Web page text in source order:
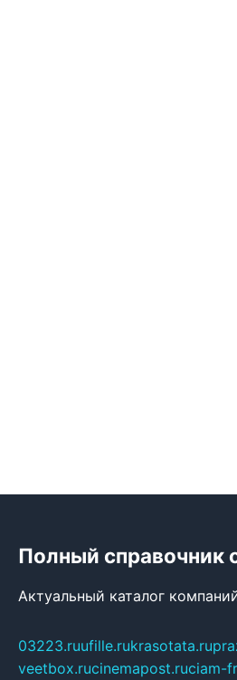
Полный справочник
Актуальный каталог
03223.ruufille.rukrasotata.ru
veetbox.rucinemapost.ruciam-